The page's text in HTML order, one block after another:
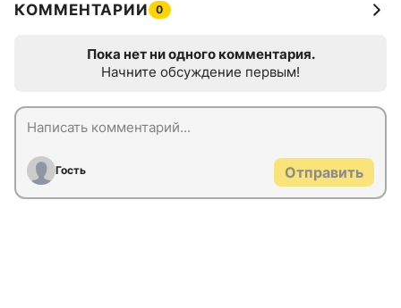
КОММЕНТАРИИ 0
Пока нет ни одного комментария.
Начните обсуждение первым!
Гость Отправить